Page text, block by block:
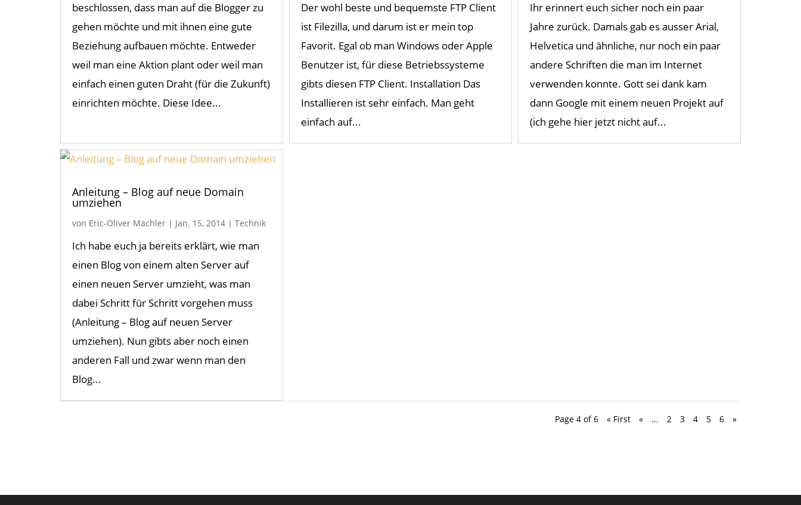
beschlossen, dass man auf die Blogger zu
gehen möchte und mit ihnen eine gute
Beziehung aufbauen möchte. Entweder
weil man eine Aktion plant oder weil man
einfach einen guten Draht (für die Zukunft)
einrichten möchte. Diese Idee...
Der wohl beste und bequemste FTP Client
ist Filezilla, und darum ist er mein top
Favorit. Egal ob man Windows oder Apple
Benutzer ist, für diese Betriebssysteme
gibts diesen FTP Client. Installation Das
Installieren ist sehr einfach. Man geht
einfach auf...
Ihr erinnert euch sicher noch ein paar
Jahre zurück. Damals gab es ausser Arial,
Helvetica und ähnliche, nur noch ein paar
andere Schriften die man im Internet
verwenden konnte. Gott sei dank kam
dann Google mit einem neuen Projekt auf
(ich gehe hier jetzt nicht auf...
Anleitung – Blog auf neue Domain
umziehen
von Eric-Oliver Mächler| Jan. 15, 2014| Technik
Ich habe euch ja bereits erklärt, wie man
einen Blog von einem alten Server auf
einen neuen Server umzieht, was man
dabei Schritt für Schritt vorgehen muss
(Anleitung – Blog auf neuen Server
umziehen). Nun gibts aber noch einen
anderen Fall und zwar wenn man den
Blog...
Page 4 of 6 « First « ... 2 3 4 5 6 »